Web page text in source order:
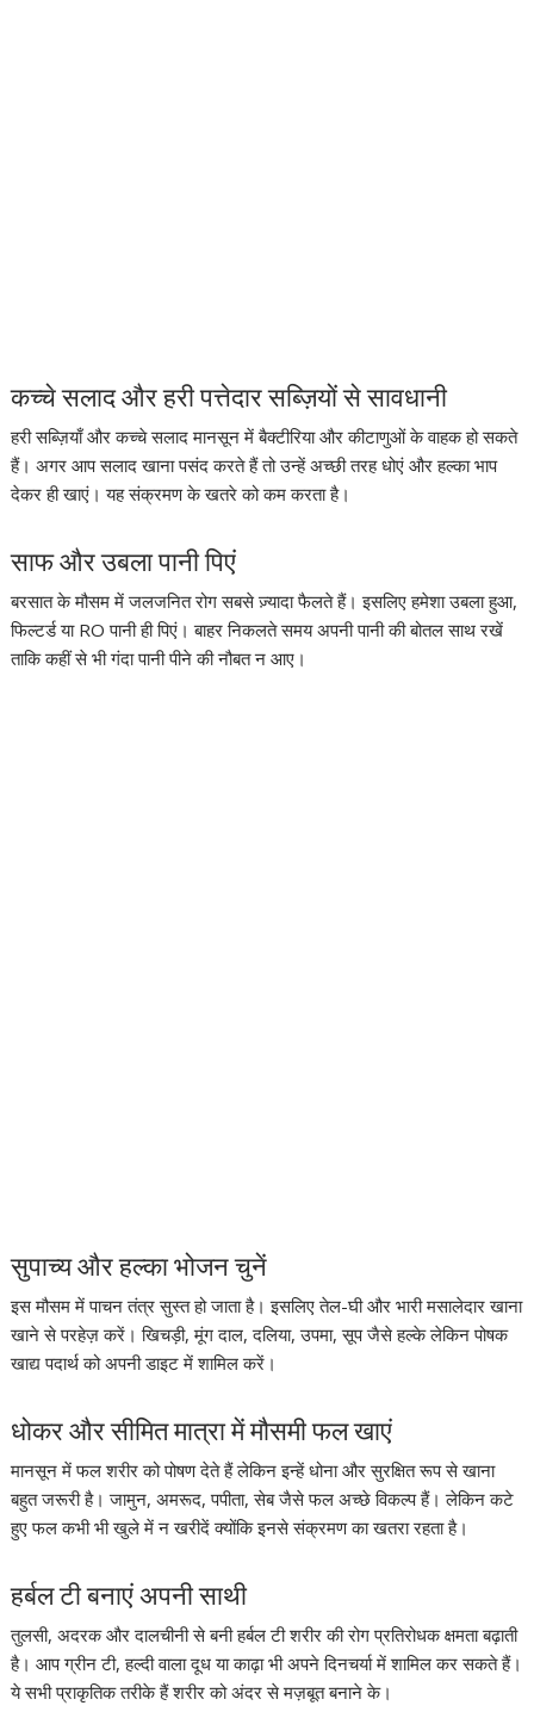
कच्चे सलाद और हरी पत्तेदार सब्ज़ियों से सावधानी
हरी सब्ज़ियाँ और कच्चे सलाद मानसून में बैक्टीरिया और कीटाणुओं के वाहक हो सकते
हैं। अगर आप सलाद खाना पसंद करते हैं तो उन्हें अच्छी तरह धोएं और हल्का भाप
देकर ही खाएं। यह संक्रमण के खतरे को कम करता है।
साफ और उबला पानी पिएं
बरसात के मौसम में जलजनित रोग सबसे ज़्यादा फैलते हैं। इसलिए हमेशा उबला हुआ,
फिल्टर्ड या RO पानी ही पिएं। बाहर निकलते समय अपनी पानी की बोतल साथ रखें
ताकि कहीं से भी गंदा पानी पीने की नौबत न आए।
सुपाच्य और हल्का भोजन चुनें
इस मौसम में पाचन तंत्र सुस्त हो जाता है। इसलिए तेल-घी और भारी मसालेदार खाना
खाने से परहेज़ करें। खिचड़ी, मूंग दाल, दलिया, उपमा, सूप जैसे हल्के लेकिन पोषक
खाद्य पदार्थ को अपनी डाइट में शामिल करें।
धोकर और सीमित मात्रा में मौसमी फल खाएं
मानसून में फल शरीर को पोषण देते हैं लेकिन इन्हें धोना और सुरक्षित रूप से खाना
बहुत जरूरी है। जामुन, अमरूद, पपीता, सेब जैसे फल अच्छे विकल्प हैं। लेकिन कटे
हुए फल कभी भी खुले में न खरीदें क्योंकि इनसे संक्रमण का खतरा रहता है।
हर्बल टी बनाएं अपनी साथी
तुलसी, अदरक और दालचीनी से बनी हर्बल टी शरीर की रोग प्रतिरोधक क्षमता बढ़ाती
है। आप ग्रीन टी, हल्दी वाला दूध या काढ़ा भी अपने दिनचर्या में शामिल कर सकते हैं।
ये सभी प्राकृतिक तरीके हैं शरीर को अंदर से मज़बूत बनाने के।